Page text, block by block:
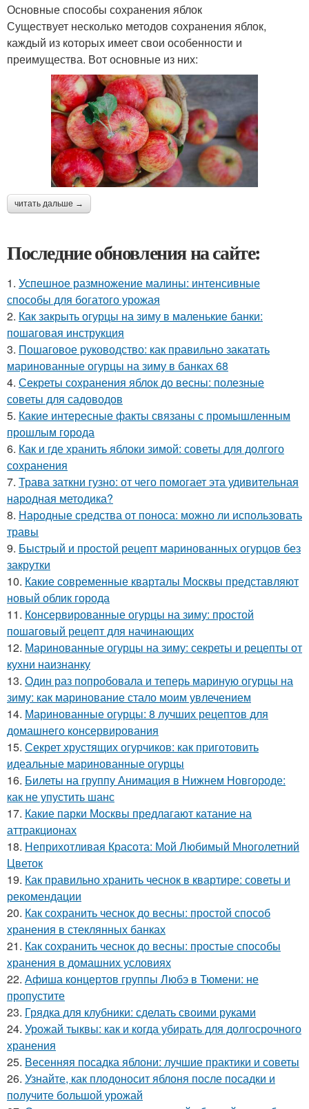
Основные способы сохранения яблок
Существует несколько методов сохранения яблок,
каждый из которых имеет свои особенности и
преимущества. Вот основные из них:
читать дальше →
Последние обновления на сайте:
1. Успешное размножение малины: интенсивные
способы для богатого урожая
2. Как закрыть огурцы на зиму в маленькие банки:
пошаговая инструкция
3. Пошаговое руководство: как правильно закатать
маринованные огурцы на зиму в банках 68
4. Секреты сохранения яблок до весны: полезные
советы для садоводов
5. Какие интересные факты связаны с промышленным
прошлым города
6. Как и где хранить яблоки зимой: советы для долгого
сохранения
7. Трава заткни гузно: от чего помогает эта удивительная
народная методика?
8. Народные средства от поноса: можно ли использовать
травы
9. Быстрый и простой рецепт маринованных огурцов без
закрутки
10. Какие современные кварталы Москвы представляют
новый облик города
11. Консервированные огурцы на зиму: простой
пошаговый рецепт для начинающих
12. Маринованные огурцы на зиму: секреты и рецепты от
кухни наизнанку
13. Один раз попробовала и теперь мариную огурцы на
зиму: как маринование стало моим увлечением
14. Маринованные огурцы: 8 лучших рецептов для
домашнего консервирования
15. Секрет хрустящих огурчиков: как приготовить
идеальные маринованные огурцы
16. Билеты на группу Анимация в Нижнем Новгороде:
как не упустить шанс
17. Какие парки Москвы предлагают катание на
аттракционах
18. Неприхотливая Красота: Мой Любимый Многолетний
Цветок
19. Как правильно хранить чеснок в квартире: советы и
рекомендации
20. Как сохранить чеснок до весны: простой способ
хранения в стеклянных банках
21. Как сохранить чеснок до весны: простые способы
хранения в домашних условиях
22. Афиша концертов группы Любэ в Тюмени: не
пропустите
23. Грядка для клубники: сделать своими руками
24. Урожай тыквы: как и когда убирать для долгосрочного
хранения
25. Весенняя посадка яблони: лучшие практики и советы
26. Узнайте, как плодоносит яблоня после посадки и
получите большой урожай